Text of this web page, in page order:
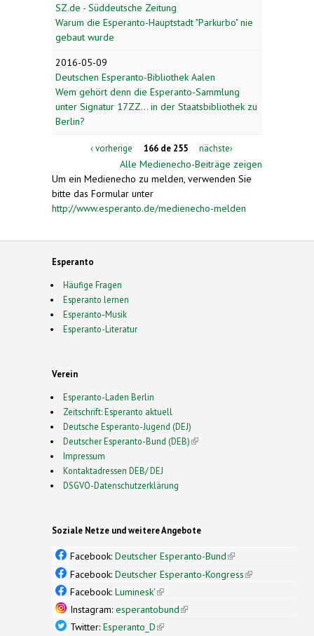
SZ.de - Süddeutsche Zeitung
Warum die Esperanto-Hauptstadt "Parkurbo" nie
gebaut wurde
2016-05-09
Deutschen Esperanto-Bibliothek Aalen
Wem gehört denn die Esperanto-Sammlung
unter Signatur 17ZZ... in der Staatsbibliothek zu
Berlin?
‹ vorherige 166 de 255 nächste›
Alle Medienecho-Beiträge zeigen
Um ein Medienecho zu melden, verwenden Sie
bitte das Formular unter
http://www.esperanto.de/medienecho-melden
Esperanto
Häufige Fragen
Esperanto lernen
Esperanto-Musik
Esperanto-Literatur
Verein
Esperanto-Laden Berlin
Zeitschrift: Esperanto aktuell
Deutsche Esperanto-Jugend (DEJ)
Deutscher Esperanto-Bund (DEB)(link is external)
Impressum
Kontaktadressen DEB/ DEJ
DSGVO-Datenschutzerklärung
Soziale Netze und weitere Angebote
Facebook: Deutscher Esperanto-Bund(link is
external)
Facebook: Deutscher Esperanto-Kongress(link is
Facebook: Luminesk'(link is external)
Instagram: esperantobund(link is external)
Twitter: Esperanto_D(link is external)